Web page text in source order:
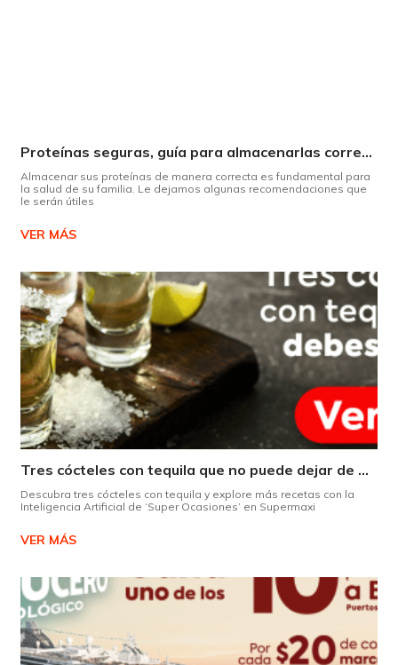
Proteínas seguras, guía para almacenarlas correctamente Copiar
Almacenar sus proteínas de manera correcta es fundamental para
la salud de su familia. Le dejamos algunas recomendaciones que
le serán útiles
VER MÁS
Tres cócteles con tequila que no puede dejar de probar gracias a nuestra IA.
Descubra tres cócteles con tequila y explore más recetas con la
Inteligencia Artificial de ‘Super Ocasiones’ en Supermaxi
VER MÁS